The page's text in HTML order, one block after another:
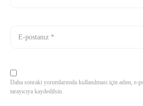
Daha sonraki yorumlarımda kullanılması için adım, e-
tarayıcıya kaydedilsin.